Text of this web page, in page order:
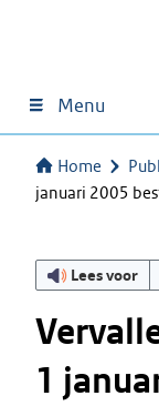
Menu
Home
januari 2005
Lees voor
1